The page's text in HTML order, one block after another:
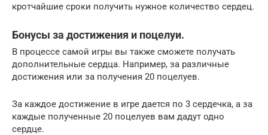
кротчайшие сроки получить нужное количество сердец.
Бонусы за достижения и поцелуи.
В процессе самой игры вы также сможете получать
дополнительные сердца. Например, за различные
достижения или за получения 20 поцелуев.
За каждое достижение в игре дается по 3 сердечка, а за
каждые полученные 20 поцелуев вам дадут одно
сердце.